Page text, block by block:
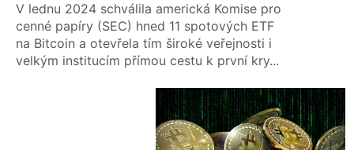
V lednu 2024 schválila americká Komise pro
cenné papíry (SEC) hned 11 spotových ETF
na Bitcoin a otevřela tím široké veřejnosti i
velkým institucím přímou cestu k první kry...